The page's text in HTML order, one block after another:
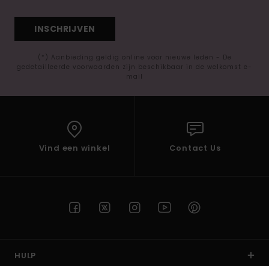
INSCHRIJVEN
(*) Aanbieding geldig online voor nieuwe leden - De
gedetailleerde voorwaarden zijn beschikbaar in de welkomst e-
mail
Vind een winkel Contact Us
HULP